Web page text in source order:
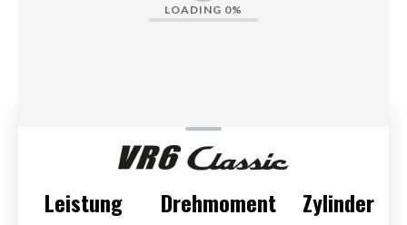
LOADING 0%
HOREX VR6 Classic
HOREX Motorcycles GmbH
Leistung Drehmoment Zylinder